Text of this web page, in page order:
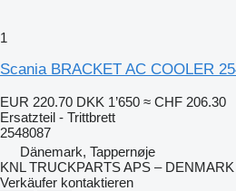
1
Scania BRACKET AC COOLER
EUR 220.70 DKK 1’650 ≈ CHF 206.30
Ersatzteil - Trittbrett
2548087
Dänemark, Tappernøje
KNL TRUCKPARTS APS – DENMARK
Verkäufer kontaktieren